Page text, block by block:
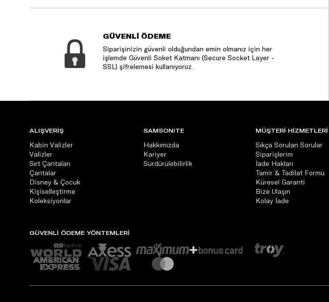
GÜVENLİ ÖDEME
Siparişinizin güvenli olduğundan emin olmanız için her
işlemde Güvenli Soket Katmanı (Secure Socket Layer -
SSL) şifrelemesi kullanıyoruz.
ALIŞVERİŞ
Kabin Valizler
Valizler
Sırt Çantaları
Çantalar
Disney & Çocuk
Kişiselleştirme
Koleksiyonlar
SAMSONITE
Hakkımızda
Kariyer
Sürdürülebilirlik
MÜŞTERİ HİZMETLERİ
Sıkça Sorulan Sorular
Siparişlerim
İade Hakları
Tamir & Tadilat Formu
Küresel Garanti
Bize Ulaşın
Kolay İade
GÜVENLİ ÖDEME YÖNTEMLERİ